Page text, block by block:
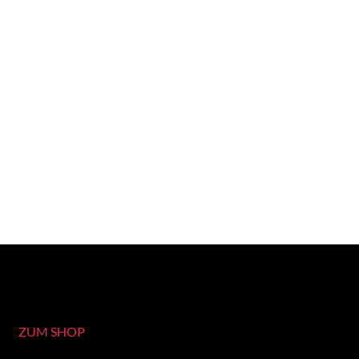
ZUM SHOP